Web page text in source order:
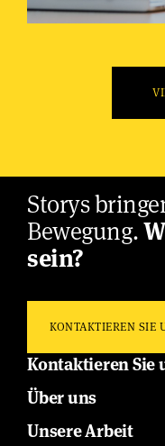
Storys
Bewegung.
sein?
KONTAKTIEREN SIE
Kontaktieren Sie
Über uns
Unsere Arbeit